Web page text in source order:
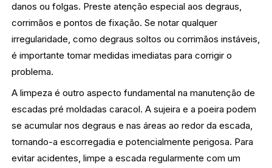
danos ou folgas. Preste atenção especial aos degraus,
corrimãos e pontos de fixação. Se notar qualquer
irregularidade, como degraus soltos ou corrimãos instáveis,
é importante tomar medidas imediatas para corrigir o
problema.
A limpeza é outro aspecto fundamental na manutenção de
escadas pré moldadas caracol. A sujeira e a poeira podem
se acumular nos degraus e nas áreas ao redor da escada,
tornando-a escorregadia e potencialmente perigosa. Para
evitar acidentes, limpe a escada regularmente com um